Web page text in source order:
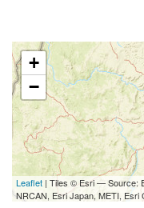
+
−
Leaflet | Tiles © Esri — Source:
NRCAN, Esri Japan, METI, Esri